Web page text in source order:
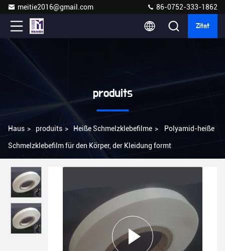
meitie2016@gmail.com 86-0752-333-1862
Zitat
produits
Haus > produits > Heiße Schmelzklebefilme > Polyamid-heiße
Schmelzklebefilm für den Körper, der Kleidung formt